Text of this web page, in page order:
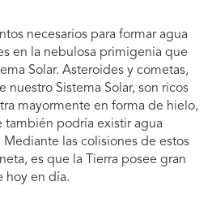
necesarios para formar agua
en la nebulosa primigenia que
Solar. Asteroides y cometas,
nuestro Sistema Solar, son ricos
mayormente en forma de hielo,
también podría existir agua
Mediante las colisiones de estos
es que la Tierra posee gran
hoy en día.